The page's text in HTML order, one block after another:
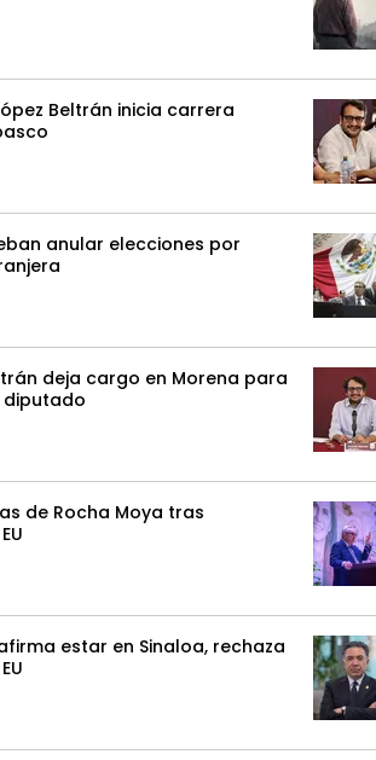
Beltrán inicia carrera
anular elecciones por
deja cargo en Morena para
de Rocha Moya tras
estar en Sinaloa, rechaza